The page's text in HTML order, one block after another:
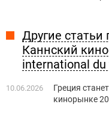
Другие
Каннский
international
10.06.2026
Греция
кинорынке